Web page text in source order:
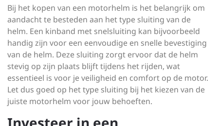
Bij het kopen van een motorhelm is het belangrijk om
aandacht te besteden aan het type sluiting van de
helm. Een kinband met snelsluiting kan bijvoorbeeld
handig zijn voor een eenvoudige en snelle bevestiging
van de helm. Deze sluiting zorgt ervoor dat de helm
stevig op zijn plaats blijft tijdens het rijden, wat
essentieel is voor je veiligheid en comfort op de motor.
Let dus goed op het type sluiting bij het kiezen van de
juiste motorhelm voor jouw behoeften.